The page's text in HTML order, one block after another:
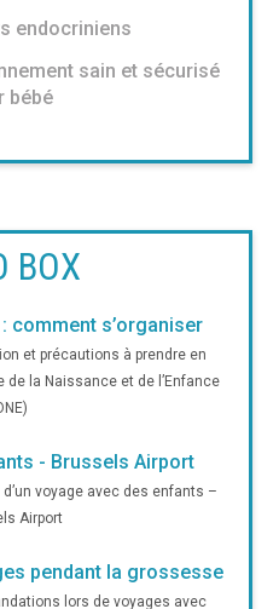
endocriniens
sain et sécurisé
bébé
BOX
comment s’organiser
et précautions à prendre en
la Naissance et de l’Enfance
- Brussels Airport
voyage avec des enfants –
Airport
pendant la grossesse
lors de voyages avec